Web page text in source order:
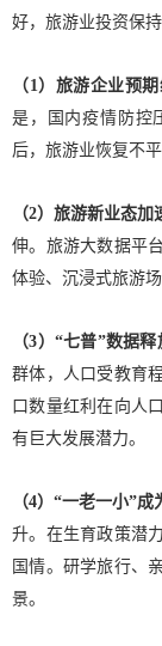
好，旅游业投资保持
（1）旅游企业预
是，国内疫情防控
后，旅游业恢复不
（2）旅游新业态加
伸。旅游大数据平
体验、沉浸式旅游
（3）“七普”数据
群体，人口受教育
口数量红利在向人
有巨大发展潜力。
（4）“一老一小”成
升。在生育政策潜
国情。研学旅行、
景。